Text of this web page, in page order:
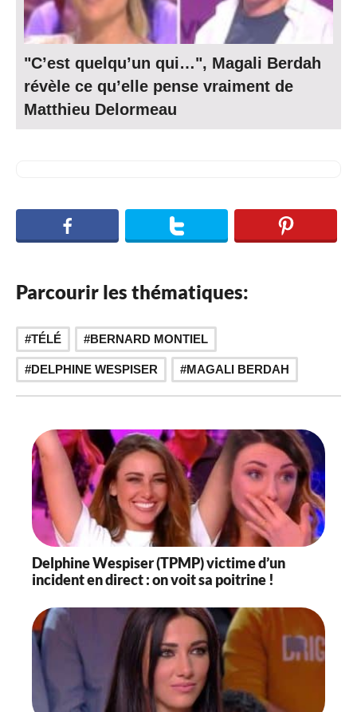
"C’est quelqu’un qui…", Magali Berdah
révèle ce qu’elle pense vraiment de
Matthieu Delormeau
Parcourir les thématiques:
TÉLÉ BERNARD MONTIEL
DELPHINE WESPISER MAGALI BERDAH
Delphine Wespiser (TPMP) victime d’un
incident en direct : on voit sa poitrine !